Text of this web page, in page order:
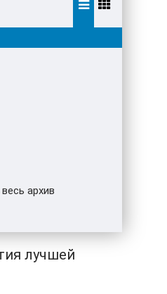
архив
лучшей